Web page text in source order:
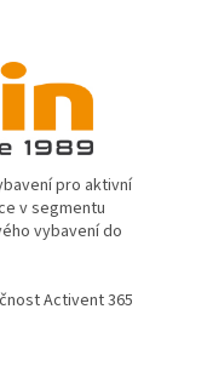
pro aktivní
v segmentu
vybavení do
Activent 365